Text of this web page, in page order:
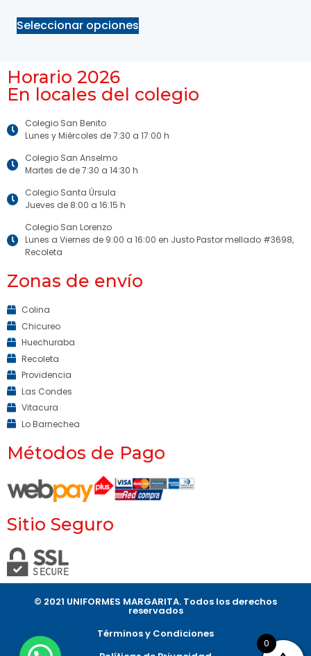
Seleccionar opciones
Horario 2026
En locales del colegio
Colegio San Benito
Lunes y Miércoles de 7:30 a 17:00 h
Colegio San Anselmo
Martes de de 7:30 a 14:30 h
Colegio Santa Úrsula
Jueves de 8:00 a 16:15 h
Colegio San Lorenzo
Lunes a Viernes de 9:00 a 16:00 en Justo Pastor mellado #3698,
Recoleta
Zonas de envío
Colina
Chicureo
Huechuraba
Recoleta
Providencia
Las Condes
Vitacura
Lo Barnechea
Métodos de Pago
Sitio Seguro
© 2021 UNIFORMES MARGARITA. Todos los derechos
reservados​
Términos y Condiciones
0